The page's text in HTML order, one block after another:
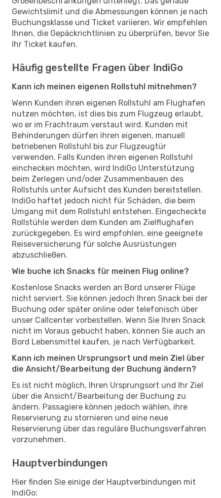
Gewichtslimit und die Abmessungen können je nach
Buchungsklasse und Ticket variieren. Wir empfehlen
Ihnen, die Gepäckrichtlinien zu überprüfen, bevor Sie
Ihr Ticket kaufen.
Häufig gestellte Fragen über IndiGo
Kann ich meinen eigenen Rollstuhl mitnehmen?
Wenn Kunden ihren eigenen Rollstuhl am Flughafen
nutzen möchten, ist dies bis zum Flugzeug erlaubt,
wo er im Frachtraum verstaut wird. Kunden mit
Behinderungen dürfen ihren eigenen, manuell
betriebenen Rollstuhl bis zur Flugzeugtür
verwenden. Falls Kunden ihren eigenen Rollstuhl
einchecken möchten, wird IndiGo Unterstützung
beim Zerlegen und/oder Zusammenbauen des
Rollstuhls unter Aufsicht des Kunden bereitstellen.
IndiGo haftet jedoch nicht für Schäden, die beim
Umgang mit dem Rollstuhl entstehen. Eingecheckte
Rollstühle werden dem Kunden am Zielflughafen
zurückgegeben. Es wird empfohlen, eine geeignete
Reiseversicherung für solche Ausrüstungen
abzuschließen.
Wie buche ich Snacks für meinen Flug online?
Kostenlose Snacks werden an Bord unserer Flüge
nicht serviert. Sie können jedoch Ihren Snack bei der
Buchung oder später online oder telefonisch über
unser Callcenter vorbestellen. Wenn Sie Ihren Snack
nicht im Voraus gebucht haben, können Sie auch an
Bord Lebensmittel kaufen, je nach Verfügbarkeit.
Kann ich meinen Ursprungsort und mein Ziel über
die Ansicht/Bearbeitung der Buchung ändern?
Es ist nicht möglich, Ihren Ursprungsort und Ihr Ziel
über die Ansicht/Bearbeitung der Buchung zu
ändern. Passagiere können jedoch wählen, ihre
Reservierung zu stornieren und eine neue
Reservierung über das reguläre Buchungsverfahren
vorzunehmen.
Hauptverbindungen
Hier finden Sie einige der Hauptverbindungen mit
IndiGo: